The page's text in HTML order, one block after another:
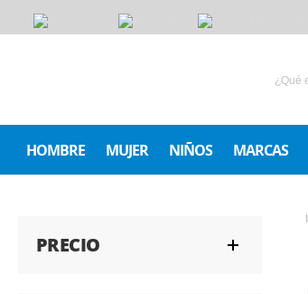
HOMBRE MUJER NIÑOS MARCAS
PRECIO